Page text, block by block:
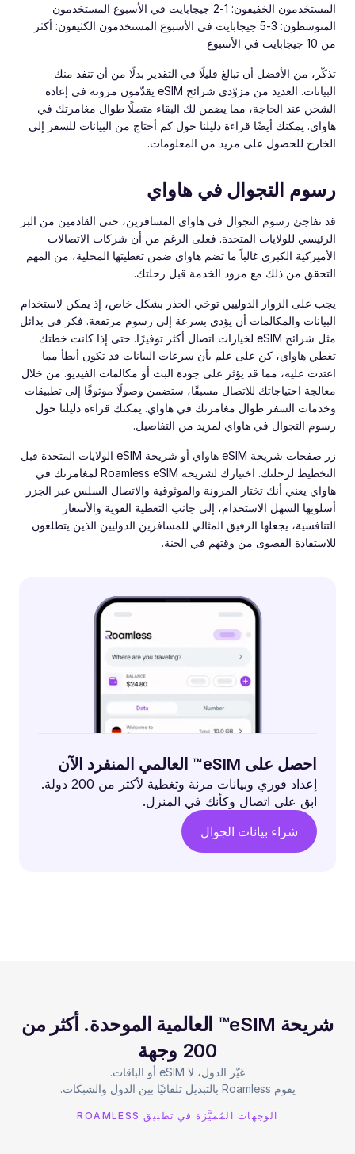
المستخدمون الخفيفون: 1-2 جيجابايت في الأسبوع المستخدمون
المتوسطون: 3-5 جيجابايت في الأسبوع المستخدمون الكثيفون: أكثر
من 10 جيجابايت في الأسبوع
تذكّر، من الأفضل أن تبالغ قليلًا في التقدير بدلًا من أن تنفد منك
البيانات. العديد من مزوّدي شرائح eSIM يقدّمون مرونة في إعادة
الشحن عند الحاجة، مما يضمن لك البقاء متصلًا طوال مغامرتك في
هاواي. يمكنك أيضًا قراءة دليلنا حول كم أحتاج من البيانات للسفر إلى
الخارج للحصول على مزيد من المعلومات.
رسوم التجوال في هاواي
قد تفاجئ رسوم التجوال في هاواي المسافرين، حتى القادمين من البر
الرئيسي للولايات المتحدة. فعلى الرغم من أن شركات الاتصالات
الأميركية الكبرى غالباً ما تضم هاواي ضمن تغطيتها المحلية، من المهم
التحقق من ذلك مع مزود الخدمة قبل رحلتك.
يجب على الزوار الدوليين توخي الحذر بشكل خاص، إذ يمكن لاستخدام
البيانات والمكالمات أن يؤدي بسرعة إلى رسوم مرتفعة. فكر في بدائل
مثل شرائح eSIM لخيارات اتصال أكثر توفيرًا. حتى إذا كانت خطتك
تغطي هاواي، كن على علم بأن سرعات البيانات قد تكون أبطأ مما
اعتدت عليه، مما قد يؤثر على جودة البث أو مكالمات الفيديو. من خلال
معالجة احتياجاتك للاتصال مسبقًا، ستضمن وصولًا موثوقًا إلى تطبيقات
وخدمات السفر طوال مغامرتك في هاواي. يمكنك قراءة دليلنا حول
رسوم التجوال في هاواي لمزيد من التفاصيل.
زر صفحات شريحة eSIM هاواي أو شريحة eSIM الولايات المتحدة قبل
التخطيط لرحلتك. اختيارك لشريحة Roamless eSIM لمغامرتك في
هاواي يعني أنك تختار المرونة والموثوقية والاتصال السلس عبر الجزر.
أسلوبها السهل الاستخدام، إلى جانب التغطية القوية والأسعار
التنافسية، يجعلها الرفيق المثالي للمسافرين الدوليين الذين يتطلعون
للاستفادة القصوى من وقتهم في الجنة.
احصل على eSIM™ العالمي المنفرد الآن
إعداد فوري وبيانات مرنة وتغطية لأكثر من 200 دولة.
ابق على اتصال وكأنك في المنزل.
شراء بيانات الجوال
شريحة eSIM™ العالمية الموحدة. أكثر من
200 وجهة
يقوم Roamless بالتبديل تلقائيًا بين الدول والشبكات.
الوجهات المُميَّزة في تطبيق ROAMLESS